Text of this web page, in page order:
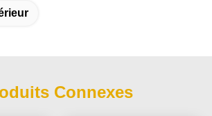
Connexes